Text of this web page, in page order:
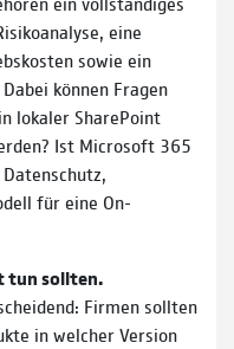
eine
sowie ein
können Fragen
lokaler SharePoint
Ist Microsoft 365
für eine On-
tun sollten.
Firmen sollten
in welcher Version